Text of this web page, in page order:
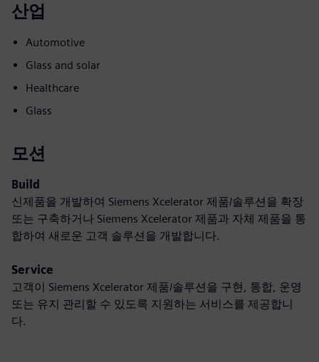
산업
Automotive
Glass and solar
Healthcare
Glass
모션
Build
신제품을 개발하여 Siemens Xcelerator 제품/솔루션을 확장
또는 구축하거나 Siemens Xcelerator 제품과 자체 제품을 통
합하여 새로운 고객 솔루션을 개발합니다.
Service
고객이 Siemens Xcelerator 제품/솔루션을 구현, 통합, 운영
또는 유지 관리할 수 있도록 지원하는 서비스를 제공합니
다.